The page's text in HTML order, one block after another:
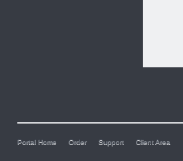
Portal Home Order Support Client Area